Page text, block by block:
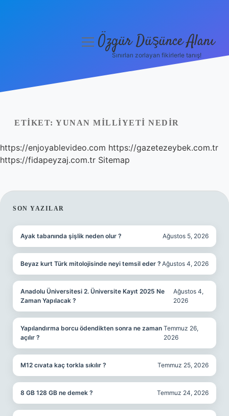
Yasal Uyarı
Hakkımızda
menüyüÖzgür Düşünce Alanı
Sınırları zorlayan fikirlerle tanış!
ETIKET: YUNAN MILLIYETI NEDIR
https://enjoyablevideo.com https://gazetezeybek.com.tr
https://fidapeyzaj.com.tr Sitemap
SIDEBAR
SON YAZILAR
Ayak tabanında şişlik neden olur ? Ağustos 5, 2026
Beyaz kurt Türk mitolojisinde neyi temsil eder ? Ağustos 4, 2026
Anadolu Üniversitesi 2. Üniversite Kayıt 2025 Ne
Zaman Yapılacak ?
Ağustos 4,
2026
Yapılandırma borcu ödendikten sonra ne zaman
açılır ?
Temmuz 26,
2026
M12 cıvata kaç torkla sıkılır ? Temmuz 25, 2026
8 GB 128 GB ne demek ? Temmuz 24, 2026